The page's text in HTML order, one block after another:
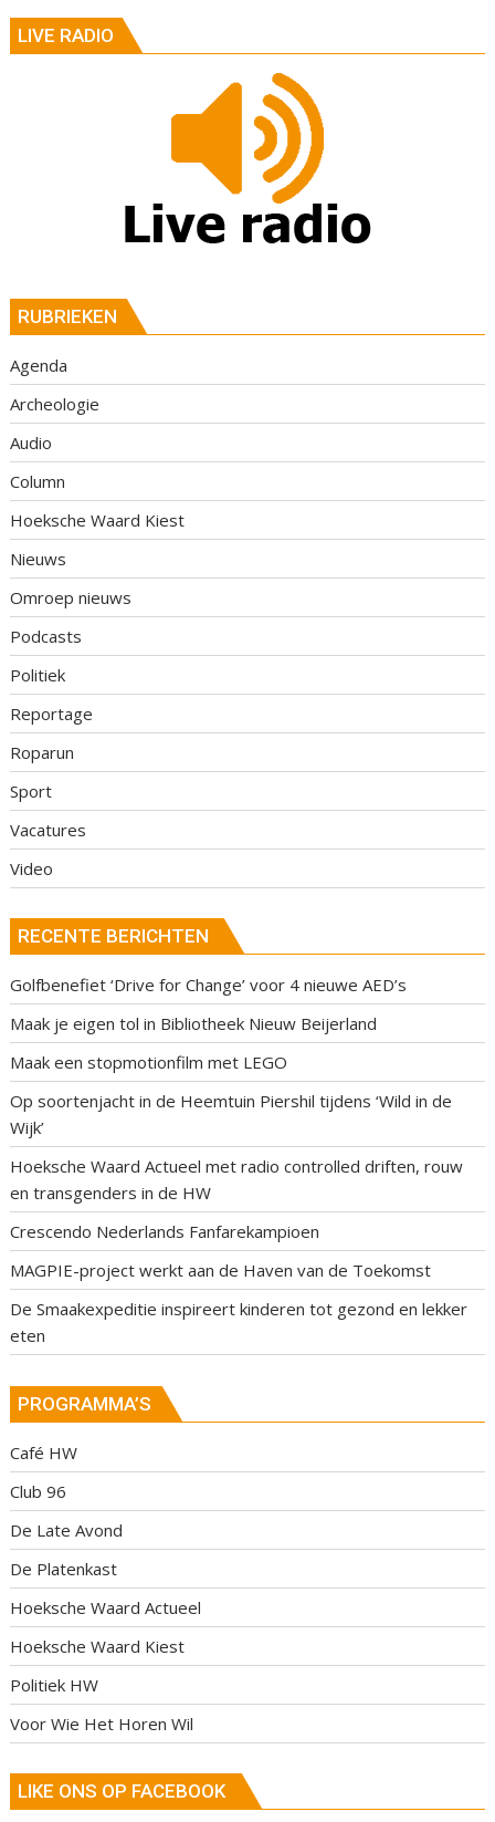
LIVE RADIO
RUBRIEKEN
Agenda
Archeologie
Audio
Column
Hoeksche Waard Kiest
Nieuws
Omroep nieuws
Podcasts
Politiek
Reportage
Roparun
Sport
Vacatures
Video
RECENTE BERICHTEN
Golfbenefiet ‘Drive for Change’ voor 4 nieuwe AED’s
Maak je eigen tol in Bibliotheek Nieuw Beijerland
Maak een stopmotionfilm met LEGO
Op soortenjacht in de Heemtuin Piershil tijdens ‘Wild in de
Wijk’
Hoeksche Waard Actueel met radio controlled driften, rouw
en transgenders in de HW
Crescendo Nederlands Fanfarekampioen
MAGPIE-project werkt aan de Haven van de Toekomst
De Smaakexpeditie inspireert kinderen tot gezond en lekker
eten
PROGRAMMA’S
Café HW
Club 96
De Late Avond
De Platenkast
Hoeksche Waard Actueel
Hoeksche Waard Kiest
Politiek HW
Voor Wie Het Horen Wil
LIKE ONS OP FACEBOOK